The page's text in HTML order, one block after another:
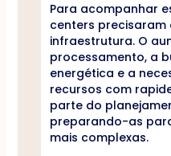
Para acompanhar
centers
infraestrutura. O
processamento, a
energética e a
recursos com
parte do
preparando-as
mais complexas.